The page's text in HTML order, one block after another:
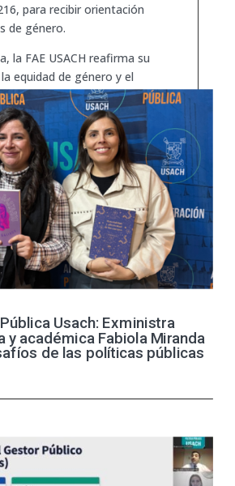
para recibir orientación
de género.
la FAE USACH reafirma su
equidad de género y el
de todas las personas
Usach: Exministra
y académica Fabiola Miranda
de las políticas públicas